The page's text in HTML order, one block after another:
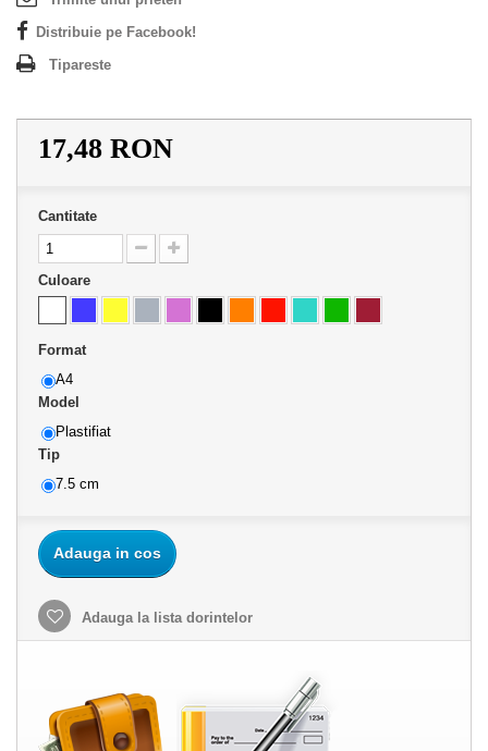
Distribuie pe Facebook!
Tipareste
17,48 RON
Cantitate
Culoare
Format
A4
Model
Plastifiat
Tip
7.5 cm
Adauga in cos
Adauga la lista dorintelor